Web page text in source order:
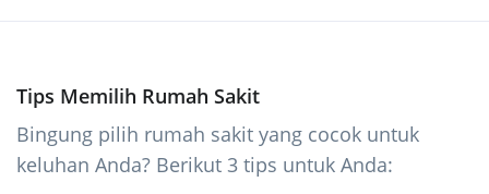
Tips Memilih Rumah Sakit
Bingung pilih rumah sakit yang cocok untuk
keluhan Anda? Berikut 3 tips untuk Anda: